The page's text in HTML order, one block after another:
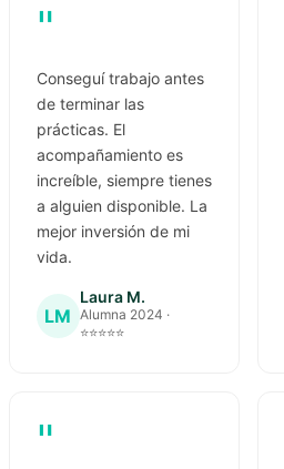
"
Conseguí trabajo antes
de terminar las
prácticas. El
acompañamiento es
increíble, siempre tienes
a alguien disponible. La
mejor inversión de mi
vida.
LM
Laura M.
Alumna 2024 ·
⭐⭐⭐⭐⭐
"